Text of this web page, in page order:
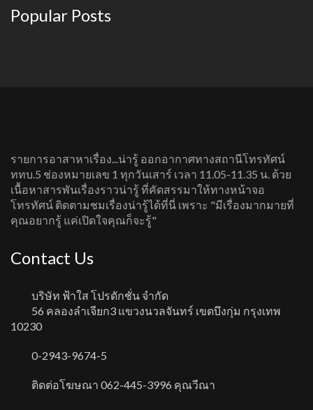
Popular Posts
รายการอาสาหาเรื่อง...น่ารู้ ออกอากาศทางสถานีโทรทัศน์
ททบ.5 ช่องหมายเลข 1 ทุกวันเสาร์ เวลา 11.05-11.35 น. ด้วย
เนื้อหาสารพันเรื่องราวน่ารู้ ที่คัดสรรมาให้ทางหน้าจอ
โทรทัศน์ ติดตามชมเรื่องน่ารู้ได้ที่นี่ เพราะ "มีเรื่องมากมายที่
คุณอยากรู้ แค่เปิดใจคุณก็จะรู้"
Contact Us
บริษัท ฟ้าใส โปรดักชั่น จำกัด
56 คลองลำเจียก3 แขวงนวลจันทร์ เขตบึงกุ่ม กรุงเทพ
10230
0-2943-9674-5
ติดต่อโฆษณา 062-445-3996 คุณวีณา